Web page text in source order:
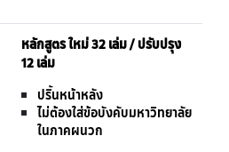
หลักสูตร ใหม่ 32 เล่ม / ปรับปรุง
12 เล่ม
ปริ้นหน้าหลัง
ไม่ต้องใส่ข้อบังคับมหาวิทยาลัย
ในภาคผนวก